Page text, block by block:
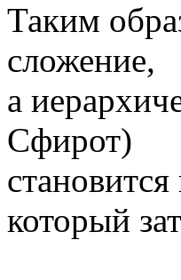
Таким
сложение,
а
Сфирот)
который